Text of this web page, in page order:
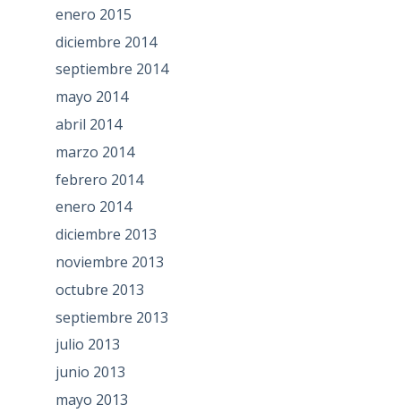
enero 2015
diciembre 2014
septiembre 2014
mayo 2014
abril 2014
marzo 2014
febrero 2014
enero 2014
diciembre 2013
noviembre 2013
octubre 2013
septiembre 2013
julio 2013
junio 2013
mayo 2013